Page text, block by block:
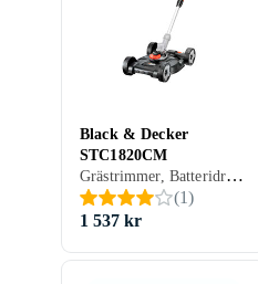
Black & Decker
STC1820CM
Grästrimmer, Batteridriven
(1)
1 537 kr